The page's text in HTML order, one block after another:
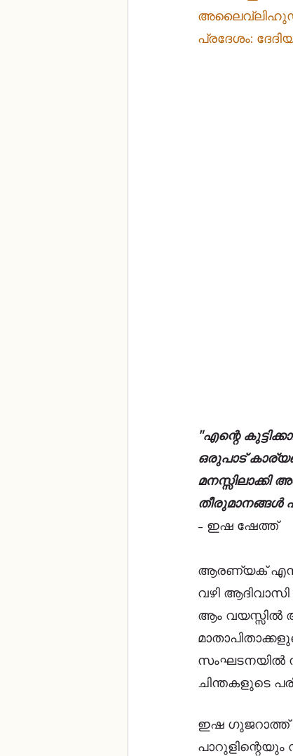
പ്രദേശം:
"എന്റെ
ഒരുപാട്
മനസ്സിലാക്കി
തീരുമാനങ്ങൾ
– ഇഷ ഷേത്ത്
ആരണ്യക് എന്ന
വഴി
ആം വയസ്സിൽ
സംഘടനയിൽ
ചിന്തകളുടെ
ഇഷ ഗുജറാത്ത്